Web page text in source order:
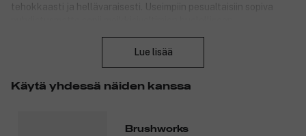
tehokkaasti ja hellävaraisesti. Useimpiin pesualtaisiin sopiva
sivellinten perusteelliseen puhdistukseen.
3105934
Lue lisää
Käytä yhdessä näiden kanssa
Brushworks